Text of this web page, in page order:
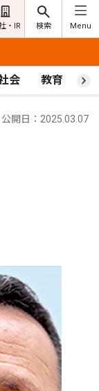
・IR 検索 Menu
会 教育 ス
公開日：2025.03.07